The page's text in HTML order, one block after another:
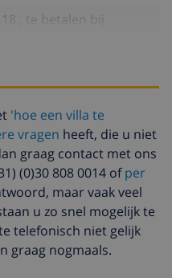
, te betalen bij
, te betalen bij
per persoon , te
bij aankomst
per persoon , te
bij aankomst
'hoe een villa te
vragen heeft, die u niet
graag contact met ons
(0)30 808 0014 ofper
maar vaak veel
u zo snel mogelijk te
telefonisch niet gelijk
graag nogmaals.